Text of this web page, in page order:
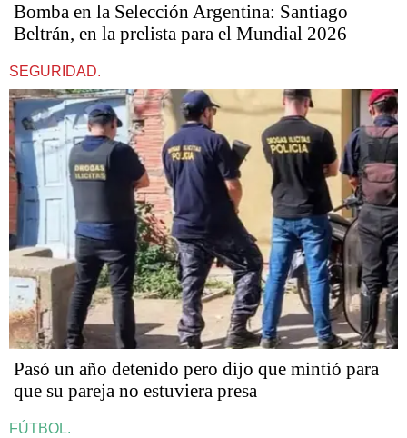
Bomba en la Selección Argentina: Santiago
Beltrán, en la prelista para el Mundial 2026
SEGURIDAD.
Pasó un año detenido pero dijo que mintió para
que su pareja no estuviera presa
FÚTBOL.